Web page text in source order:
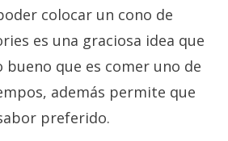
colocar un cono de
es una graciosa idea que
que es comer uno de
además permite que
preferido.